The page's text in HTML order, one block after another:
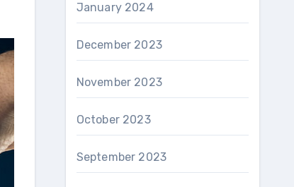
January 2024
December 2023
November 2023
October 2023
September 2023